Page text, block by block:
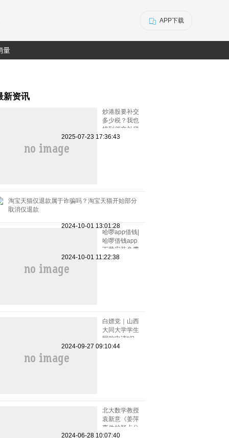
APP下载
量
新资讯
炒港股要补交
多少税？我也
接到催交补税
特别行动的电
2025-07-23 17:36:43
淘宝天猫仅退款属于诈骗吗？淘宝天猫开始部分
取消仅退款
2024-10-01 13:01:28
哈啰app借钱|
哈啰借钱app
下载安装免费
小小上当和电
2024-10-01 11:22:38
白嫖党｜山西
大同大学学生
网购申请“仅
退款”被拒骂
2024-09-27 09:10:44
北大数学教授
袁新意《姜萍
事件的疑点分
析》点评姜萍
2024-06-28 10:07:40